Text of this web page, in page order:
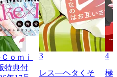
ｏｍｉ
特典付
3
レス―ヘタくそ
4
極